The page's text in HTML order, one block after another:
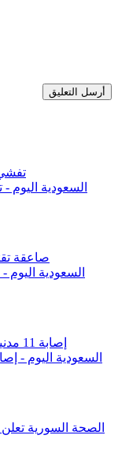
أرسل التعليق
تفشي
صاعقة تقتل
إصابة 11 مدنياً في نجران جراء اعتداءات حوثية بالمقذوفات